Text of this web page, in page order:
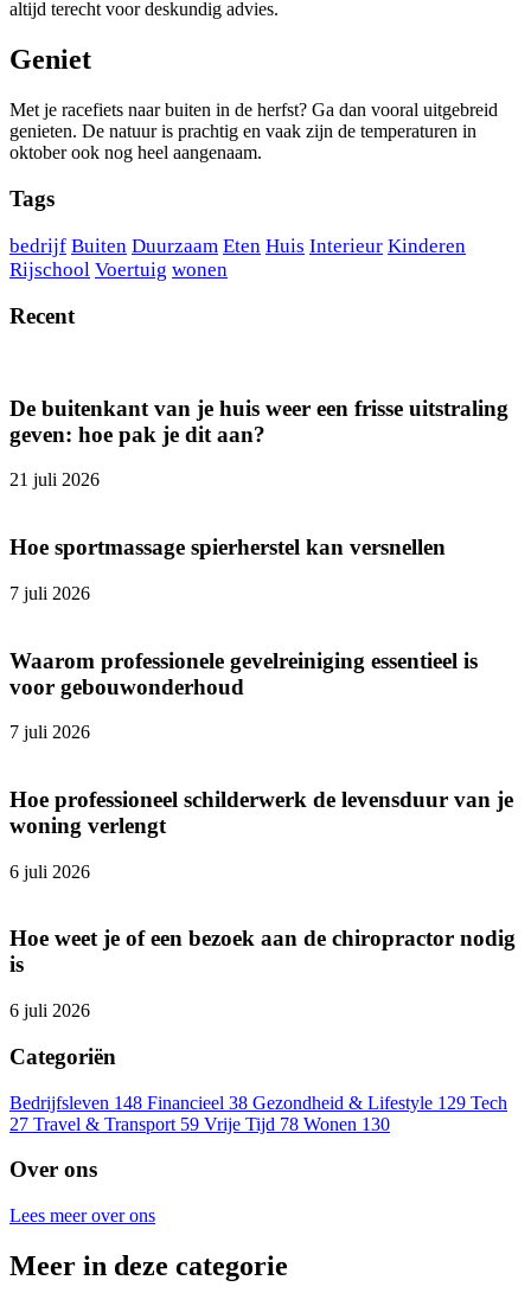
altijd terecht voor deskundig advies.
Geniet
Met je racefiets naar buiten in de herfst? Ga dan vooral uitgebreid
genieten. De natuur is prachtig en vaak zijn de temperaturen in
oktober ook nog heel aangenaam.
Tags
bedrijf Buiten Duurzaam Eten Huis Interieur Kinderen
Rijschool Voertuig wonen
Recent
De buitenkant van je huis weer een frisse uitstraling
geven: hoe pak je dit aan?
21 juli 2026
Hoe sportmassage spierherstel kan versnellen
7 juli 2026
Waarom professionele gevelreiniging essentieel is
voor gebouwonderhoud
7 juli 2026
Hoe professioneel schilderwerk de levensduur van je
woning verlengt
6 juli 2026
Hoe weet je of een bezoek aan de chiropractor nodig
is
6 juli 2026
Categoriën
Bedrijfsleven 148 Financieel 38 Gezondheid & Lifestyle 129 Tech
27 Travel & Transport 59 Vrije Tijd 78 Wonen 130
Over ons
Lees meer over ons
Meer in deze categorie